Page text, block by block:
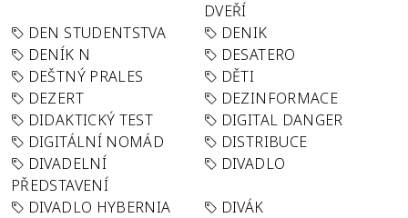
DVEŘÍ
DEN STUDENTSTVA
DENIK
DENÍK N
DESATERO
DEŠTNÝ PRALES
DĚTI
DEZERT
DEZINFORMACE
DIDAKTICKÝ TEST
DIGITAL DANGER
DIGITÁLNÍ NOMÁD
DISTRIBUCE
DIVADELNÍ
PŘEDSTAVENÍ
DIVADLO
DIVADLO HYBERNIA
DIVÁK